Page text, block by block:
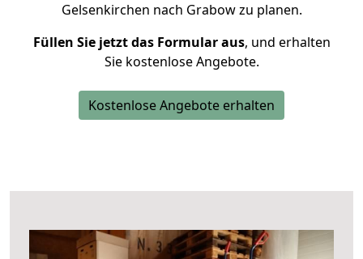
Gelsenkirchen nach Grabow zu planen.
Füllen Sie jetzt das Formular aus, und erhalten
Sie kostenlose Angebote.
Kostenlose Angebote erhalten